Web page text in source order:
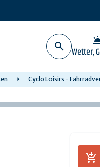
Wetter,
Cyclo Loisirs -